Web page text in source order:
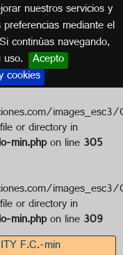
nuestros servicios y
mediante el
continúas navegando,
Acepto
cookiesCITY F.C.
or directory in
min.phpon line305
or directory in
min.phpon line309